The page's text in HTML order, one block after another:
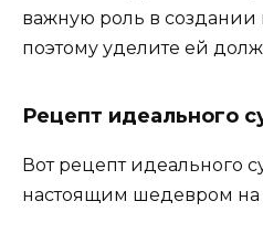
важную роль в создании
поэтому уделите ей
Рецепт идеального
Вот рецепт идеального
настоящим шедевром на